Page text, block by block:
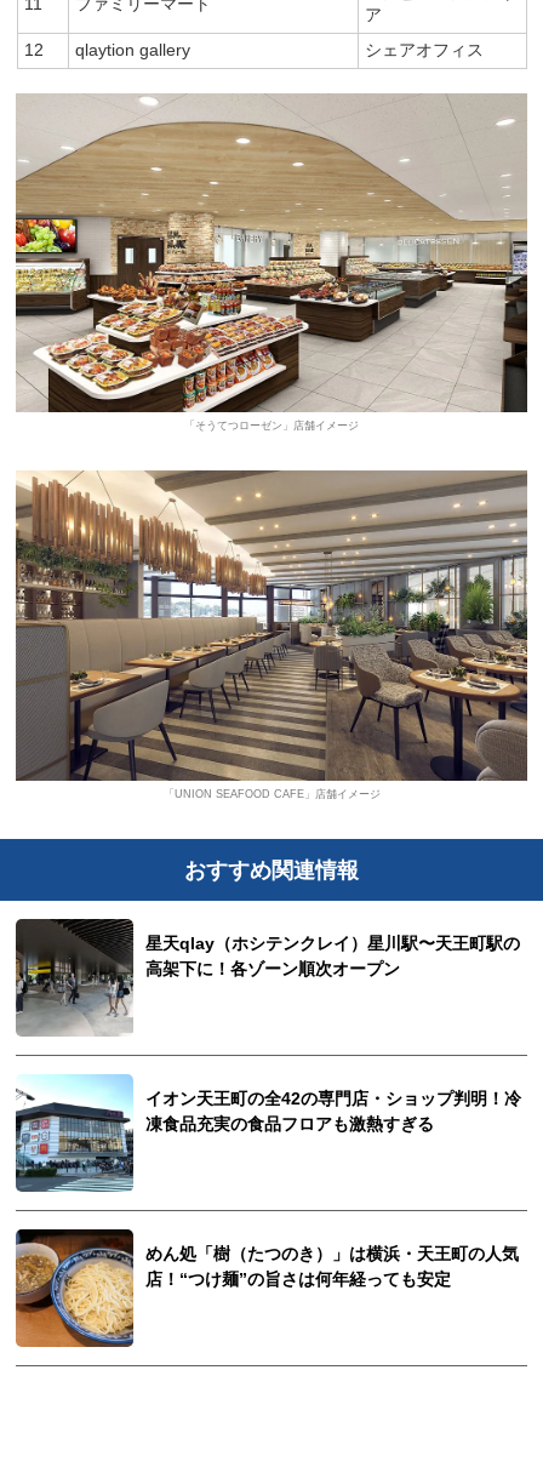
11 ファミリーマート
ア
12
qlaytion gallery シェアオフィス
「そうてつローゼン」店舗イメージ
「UNION SEAFOOD CAFE」店舗イメージ
おすすめ関連情報
星天qlay（ホシテンクレイ）星川駅〜天王町駅の
高架下に！各ゾーン順次オープン
イオン天王町の全42の専門店・ショップ判明！冷
凍食品充実の食品フロアも激熱すぎる
めん処「樹（たつのき）」は横浜・天王町の人気
店！“つけ麺”の旨さは何年経っても安定